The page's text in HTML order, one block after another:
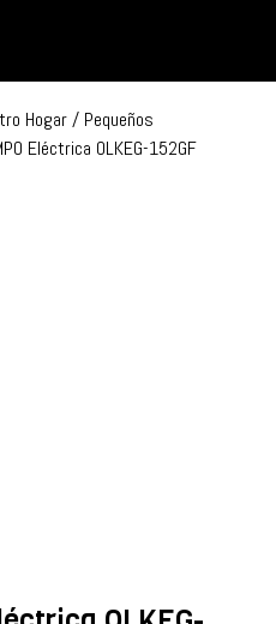
Hogar/ Pequeños
Eléctrica OLKEG-152GF